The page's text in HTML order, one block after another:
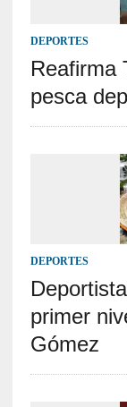
DEPORTES
Reafirma
pesca
DEPORTES
primer
Gómez